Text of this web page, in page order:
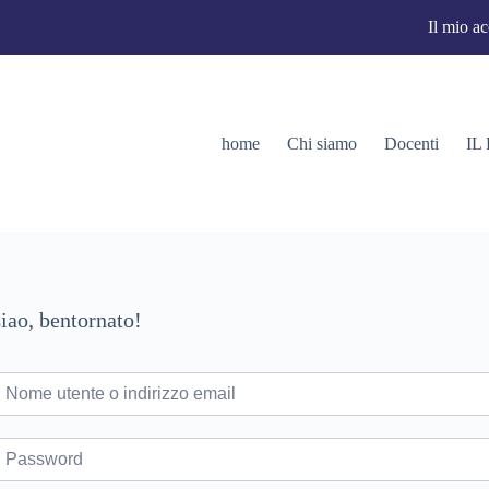
Il mio
home Chi siamo Docenti IL
bentornato!